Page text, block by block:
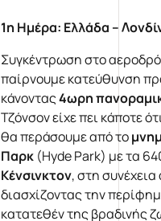
1η Ημέρα: Ελλάδα –
Συγκέντρωση στο
παίρνουμε κατεύθυνση
κάνοντας4ωρη
Τζόνσον είχε πει κάποτε
θα περάσουμε από το
Παρκ(Hyde Park) με τα
Κένσινκτον, στη
διασχίζοντας την
κατατεθέν της βραδινής